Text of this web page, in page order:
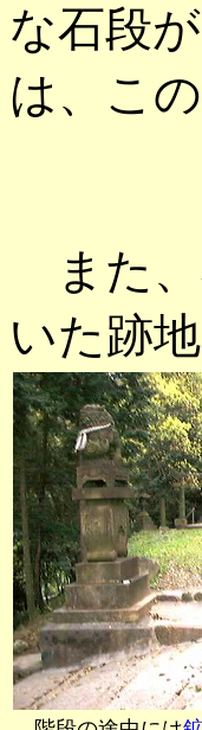
な石段
は、こ
また、
いた跡